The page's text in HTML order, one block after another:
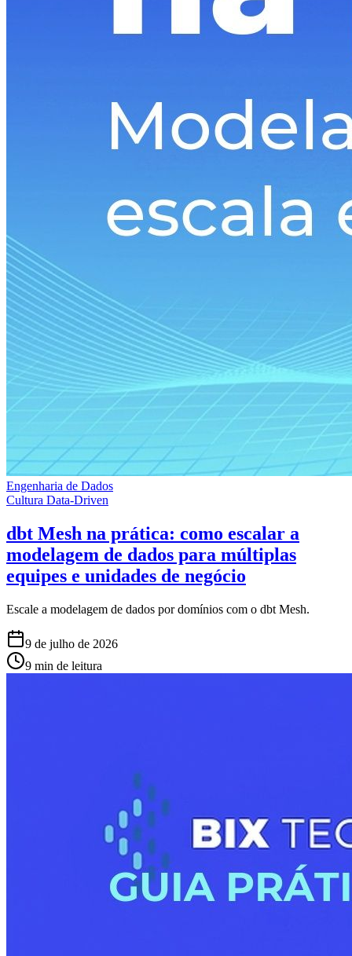
Engenharia de Dados
Cultura Data-Driven
dbt Mesh na prática: como escalar a
modelagem de dados para múltiplas
equipes e unidades de negócio
Escale a modelagem de dados por domínios com o dbt Mesh.
9 de julho de 2026
9 min de leitura